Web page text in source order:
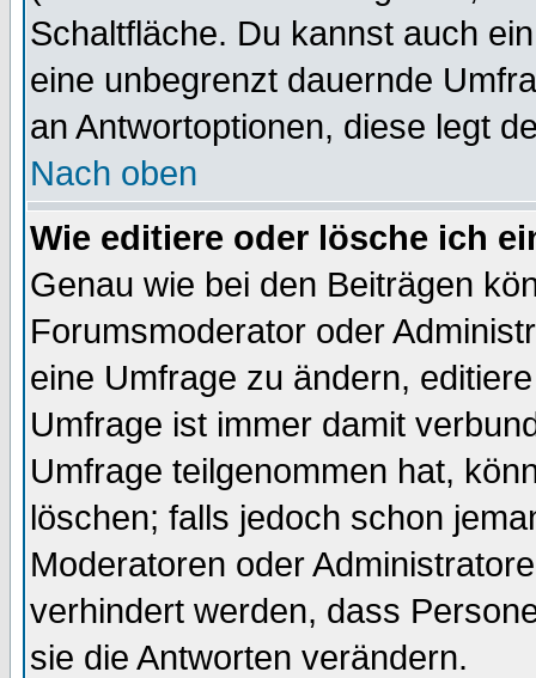
Schaltfläche. Du kannst auch
eine unbegrenzt dauernde
an Antwortoptionen, diese legt
Nach oben
Wie editiere oder lösche ich
Genau wie bei den Beiträgen
Forumsmoderator oder
eine Umfrage zu ändern,
Umfrage ist immer damit
Umfrage teilgenommen hat,
löschen; falls jedoch schon
Moderatoren oder
verhindert werden, dass
sie die Antworten verändern.